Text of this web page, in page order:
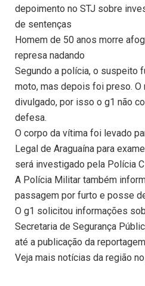
depoimento no STJ sobre
de sentenças
Homem de 50 anos morre
represa nadando
Segundo a polícia, o suspeito
moto, mas depois foi preso. O
divulgado, por isso o g1 não
defesa.
O corpo da vítima foi levado
Legal de Araguaína para
será investigado pela Polícia
A Polícia Militar também
passagem por furto e posse
O g1 solicitou informações
Secretaria de Segurança
até a publicação da
Veja mais notícias da região